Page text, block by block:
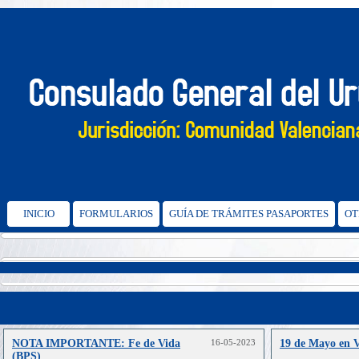
INICIO FORMULARIOS GUÍA DE TRÁMITES PASAPORTES
NOTA IMPORTANTE: Fe de Vida
(BPS)
16-05-2023 19 de Mayo en